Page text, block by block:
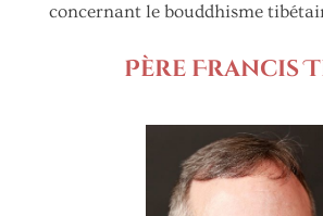
concernant le bouddhisme
Père Francis